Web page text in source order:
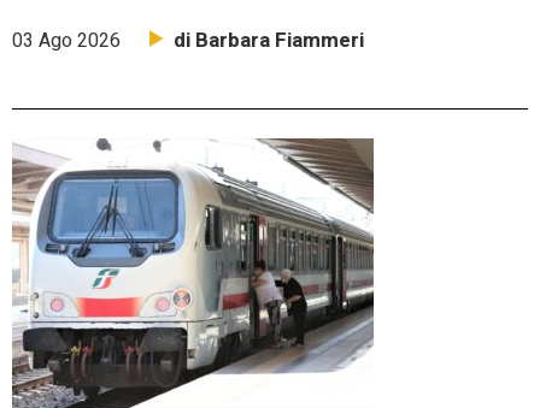
03 Ago 2026 di Barbara Fiammeri